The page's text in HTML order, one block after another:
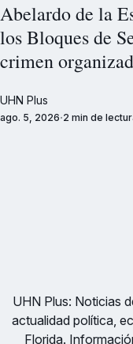
Abelardo de la
los Bloques de
crimen
UHN Plus
ago. 5, 2026 2 min de
UHN Plus: Noticias
actualidad política,
Florida.